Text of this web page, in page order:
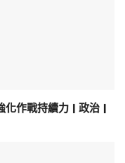
作戰持續力 | 政治 |